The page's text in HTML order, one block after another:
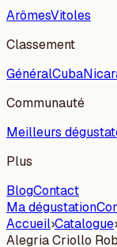
ArômesVitoles
Classement
GénéralCuba
Communauté
Meilleurs
Plus
BlogContact
Ma dégustation
Accueil›Catalogue›
Alegria Criollo